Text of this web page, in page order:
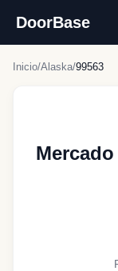
DoorBase
Inicio/Alaska/99563